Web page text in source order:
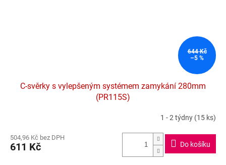
644 Kč
–5 %
C-svěrky s vylepšeným systémem zamykání 280mm
(PR115S)
produktu
je
1 - 2 týdny (15 ks)
504,96 Kč bez DPH
611 Kč Do košíku